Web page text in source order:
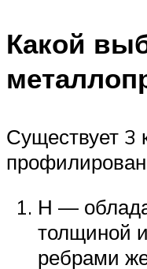
Какой
Существует 3
Н —
толщиной
ребрами